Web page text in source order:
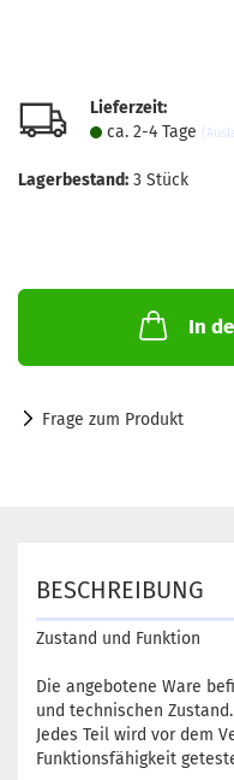
Lieferzeit:
ca. 2-4 Tage
Lagerbestand: 3 Stück
In
Frage zum Produkt
BESCHREIBUNG
Zustand und Funktion
Die angebotene Ware
und technischen Zustand.
Jedes Teil wird vor dem
Funktionsfähigkeit